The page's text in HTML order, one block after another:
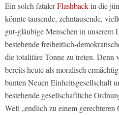
Ein solch fatalerFlashbackin die
könnte tausende, zehntausende,
gut-gläubige Menschen in unserem
bestehende freiheitlich-
die totalitäre Tonne zu treten. Denn
bereits heute als moralisch
bunten Neuen Einheitsgesellschaft
bestehende gesellschaftliche
Welt „endlich zu einem gerechteren